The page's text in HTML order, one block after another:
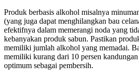
Produk berbasis alkohol misalnya
(yang juga dapat menghilangkan bau
efektifnya dalam memerangi noda yang
kebanyakan produk sabun. Pastikan
memiliki jumlah alkohol yang memadai.
memiliki kurang dari 10 persen
optimum sebagai pembersih.